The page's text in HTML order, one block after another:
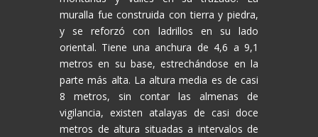
muralla fue construida con tierra y piedra,
y se reforzó con ladrillos en su lado
oriental. Tiene una anchura de 4,6 a 9,1
metros en su base, estrechándose en la
parte más alta. La altura media es de casi
8 metros, sin contar las almenas de
vigilancia, existen atalayas de casi doce
metros de altura situadas a intervalos de